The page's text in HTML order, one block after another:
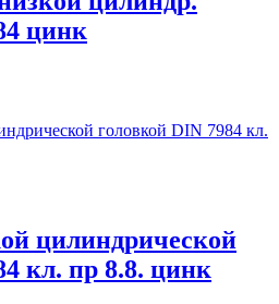
цинк
цилиндрической
кл. пр 8.8. цинк